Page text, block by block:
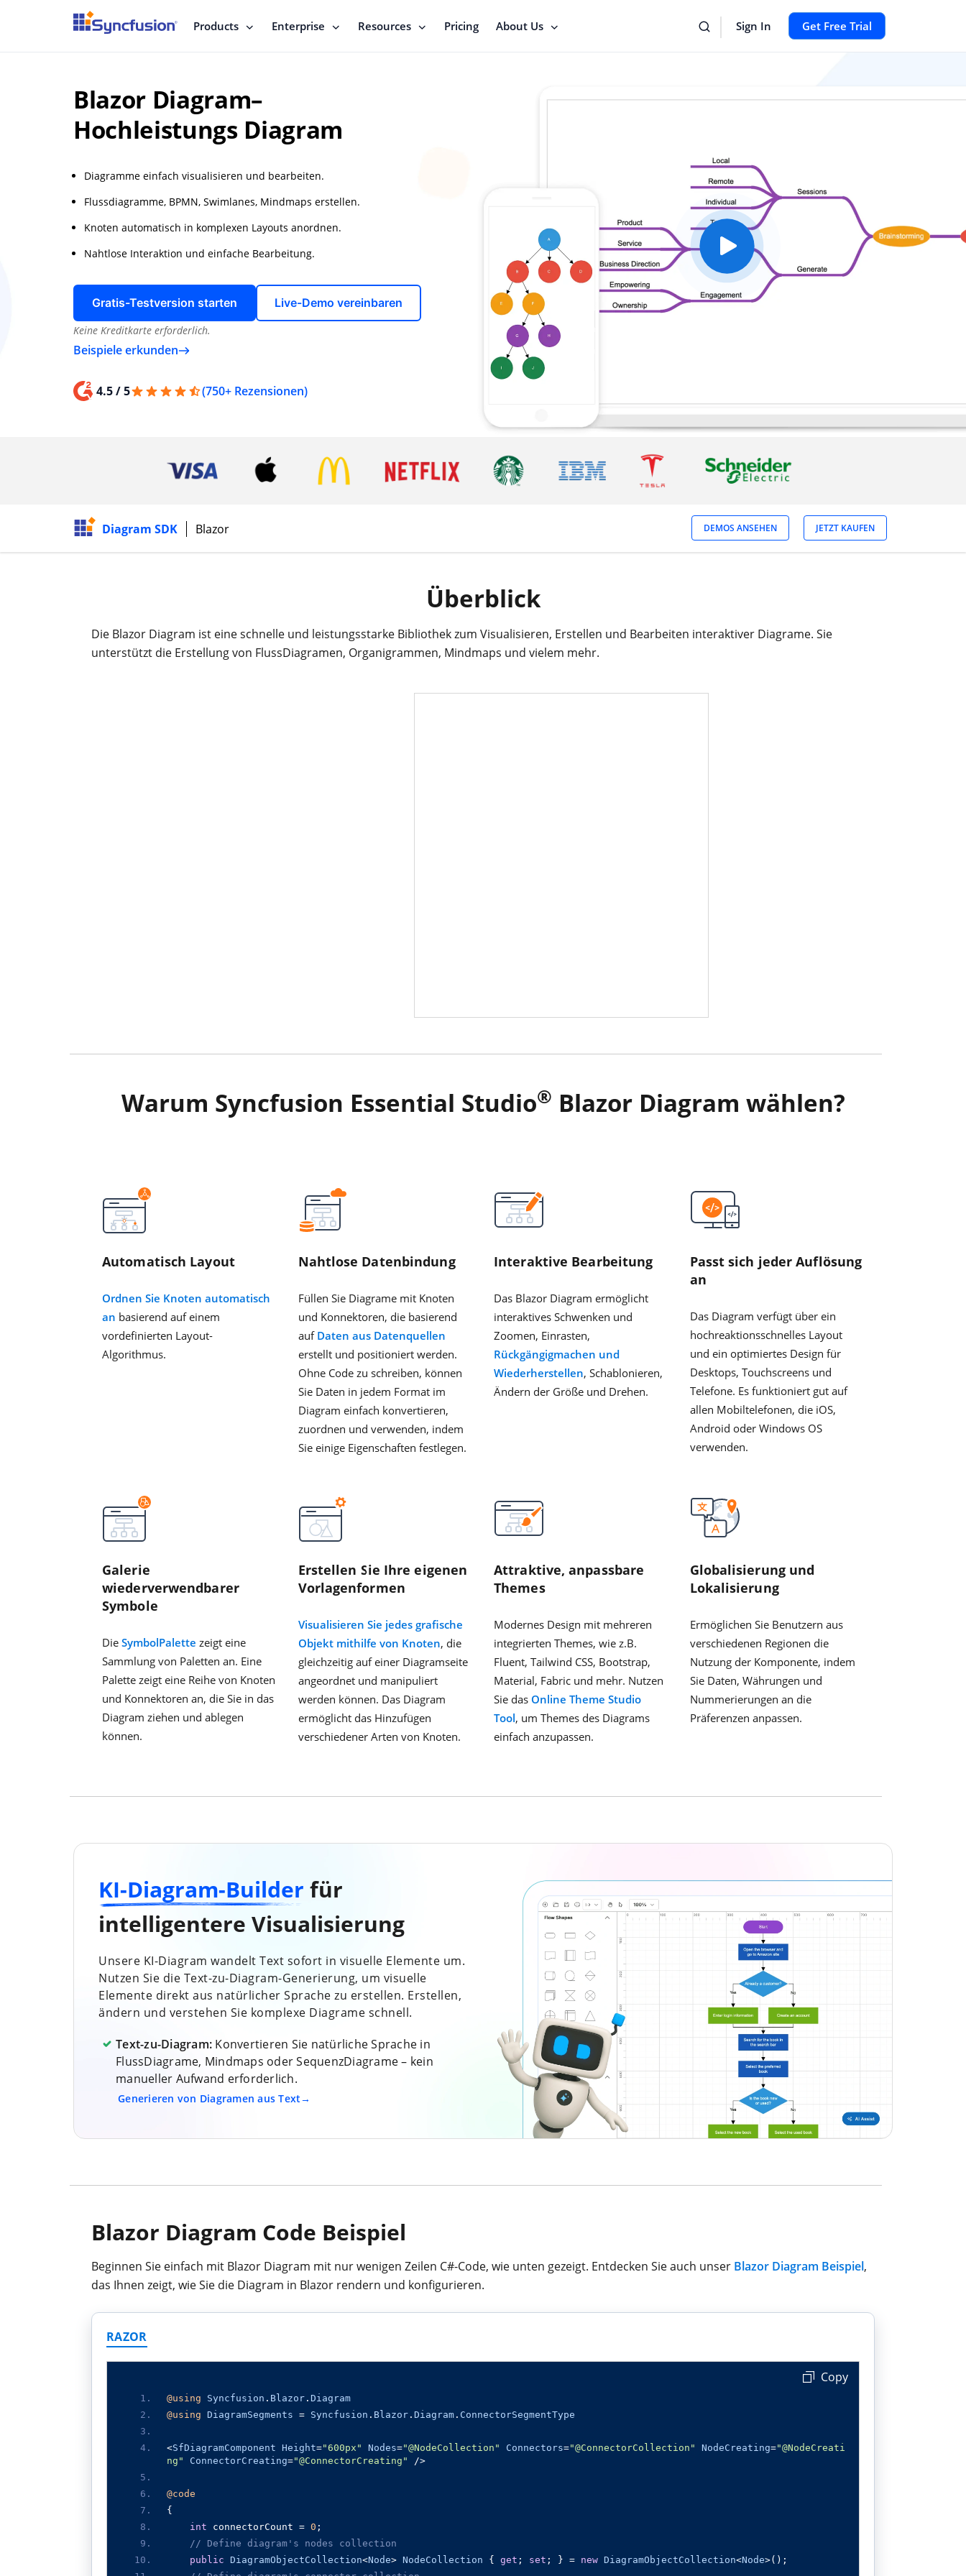
Products Enterprise Resources Pricing About Us Sign In Get Free Trial
Blazor Diagram–
Hochleistungs Diagram
Diagramme einfach visualisieren und bearbeiten.
Flussdiagramme, BPMN, Swimlanes, Mindmaps erstellen.
Knoten automatisch in komplexen Layouts anordnen.
Nahtlose Interaktion und einfache Bearbeitung.
Gratis-Testversion starten
Keine Kreditkarte erforderlich.
Live-Demo vereinbaren
Beispiele erkunden
4.5 / 5 (750+ Rezensionen)
Diagram SDK Blazor DEMOS ANSEHEN JETZT KAUFEN
Überblick
Die Blazor Diagram ist eine schnelle und leistungsstarke Bibliothek zum Visualisieren, Erstellen und Bearbeiten interaktiver Diagrame. Sie
unterstützt die Erstellung von FlussDiagramen, Organigrammen, Mindmaps und vielem mehr.
Warum Syncfusion Essential Studio® Blazor Diagram wählen?
Automatisch Layout
Ordnen Sie Knoten automatisch
an basierend auf einem
vordefinierten Layout-
Algorithmus.
Nahtlose Datenbindung
Füllen Sie Diagrame mit Knoten
und Konnektoren, die basierend
auf Daten aus Datenquellen
erstellt und positioniert werden.
Ohne Code zu schreiben, können
Sie Daten in jedem Format im
Diagram einfach konvertieren,
zuordnen und verwenden, indem
Sie einige Eigenschaften festlegen.
Interaktive Bearbeitung
Das Blazor Diagram ermöglicht
interaktives Schwenken und
Zoomen, Einrasten,
Rückgängigmachen und
Wiederherstellen, Schablonieren,
Ändern der Größe und Drehen.
Passt sich jeder Auflösung
an
Das Diagram verfügt über ein
hochreaktionsschnelles Layout
und ein optimiertes Design für
Desktops, Touchscreens und
Telefone. Es funktioniert gut auf
allen Mobiltelefonen, die iOS,
Android oder Windows OS
verwenden.
Galerie
wiederverwendbarer
Symbole
Die SymbolPalette zeigt eine
Sammlung von Paletten an. Eine
Palette zeigt eine Reihe von Knoten
und Konnektoren an, die Sie in das
Diagram ziehen und ablegen
können.
Erstellen Sie Ihre eigenen
Vorlagenformen
Visualisieren Sie jedes grafische
Objekt mithilfe von Knoten, die
gleichzeitig auf einer Diagramseite
angeordnet und manipuliert
werden können. Das Diagram
ermöglicht das Hinzufügen
verschiedener Arten von Knoten.
Attraktive, anpassbare
Themes
Modernes Design mit mehreren
integrierten Themes, wie z.B.
Fluent, Tailwind CSS, Bootstrap,
Material, Fabric und mehr. Nutzen
Sie das Online Theme Studio
Tool, um Themes des Diagrams
einfach anzupassen.
Globalisierung und
Lokalisierung
Ermöglichen Sie Benutzern aus
verschiedenen Regionen die
Nutzung der Komponente, indem
Sie Daten, Währungen und
Nummerierungen an die
Präferenzen anpassen.
KI-Diagram-Builder für
intelligentere Visualisierung
Unsere KI-Diagram wandelt Text sofort in visuelle Elemente um.
Nutzen Sie die Text-zu-Diagram-Generierung, um visuelle
Elemente direkt aus natürlicher Sprache zu erstellen. Erstellen,
ändern und verstehen Sie komplexe Diagrame schnell.
Text-zu-Diagram: Konvertieren Sie natürliche Sprache in
FlussDiagrame, Mindmaps oder SequenzDiagrame – kein
manueller Aufwand erforderlich.
Generieren von Diagramen aus Text
Blazor Diagram Code Beispiel
Beginnen Sie einfach mit Blazor Diagram mit nur wenigen Zeilen C#-Code, wie unten gezeigt. Entdecken Sie auch unser Blazor Diagram Beispiel,
das Ihnen zeigt, wie Sie die Diagram in Blazor rendern und konfigurieren.
RAZOR
@using Syncfusion . Blazor . Diagram
@using DiagramSegments = Syncfusion . Blazor . Diagram . ConnectorSegmentType
<SfDiagramComponent Height="600px" Nodes="@NodeCollection" Connectors="@ConnectorCollection" NodeCreating="@NodeCreati
ng"
ConnectorCreating="@ConnectorCreating" />
@code
{
int connectorCount = 0 ;
// Define diagram's nodes collection
public DiagramObjectCollection<Node> NodeCollection { get ; set ; } = new DiagramObjectCollection<Node>();
Copy